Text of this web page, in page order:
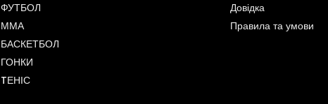
ФУТБОЛ
ММА
БАСКЕТБОЛ
ГОНКИ
TЕНІС
Довідка
Правила та умови